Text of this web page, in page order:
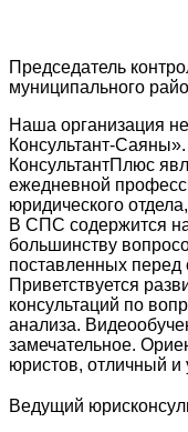
Председатель
муниципального
Наша организация
Консультант-
КонсультантПлюс
ежедневной
юридического
В СПС содержится
большинству
поставленных перед
Приветствуется
консультаций по
анализа.
замечательное.
юристов, отличный и
Ведущий